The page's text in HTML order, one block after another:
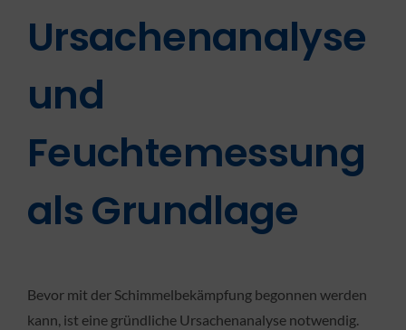
Ursachenanalyse
und
Feuchtemessung
als Grundlage
Bevor mit der Schimmelbekämpfung begonnen werden
kann, ist eine gründliche Ursachenanalyse notwendig.